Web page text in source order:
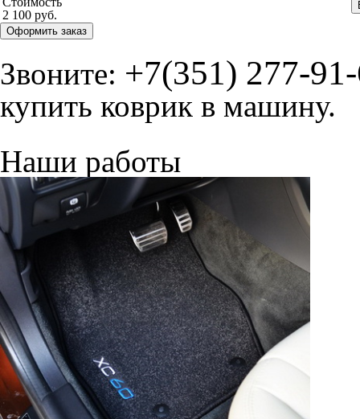
2 100 руб.
Оформить заказ
Звоните: +7(351) 277-
купить коврик в машину.
Наши работы